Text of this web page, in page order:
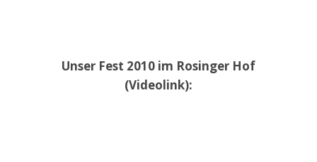
Unser Fest 2010 im Rosinger Hof
(Videolink):